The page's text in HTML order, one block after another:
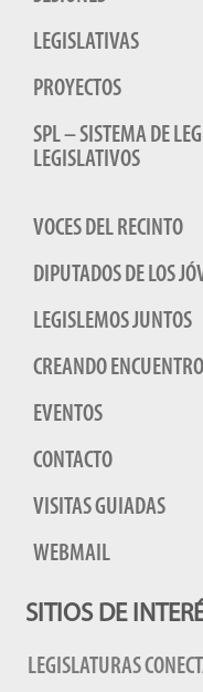
LEGISLATIVAS
PROYECTOS
SPL – SISTEMA DE
LEGISLATIVOS
VOCES DEL RECINTO
DIPUTADOS DE LOS
LEGISLEMOS JUNTOS
CREANDO
EVENTOS
CONTACTO
VISITAS GUIADAS
WEBMAIL
SITIOS DE
LEGISLATURAS